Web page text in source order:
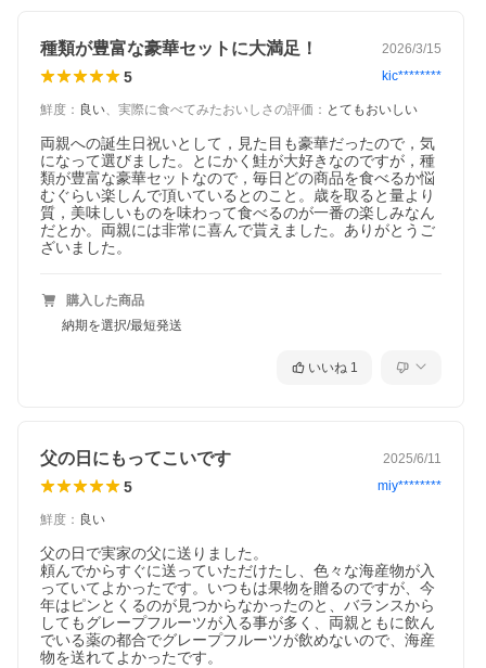
種類が豊富な豪華セットに大満足！ 2026/3/15
5 kic********
鮮度 ： 良い、 実際に食べてみたおいしさの評価 ： とてもおいしい
両親への誕生日祝いとして，見た目も豪華だったので，気
になって選びました。とにかく鮭が大好きなのですが，種
類が豊富な豪華セットなので，毎日どの商品を食べるか悩
むぐらい楽しんで頂いているとのこと。歳を取ると量より
質，美味しいものを味わって食べるのが一番の楽しみなん
だとか。両親には非常に喜んで貰えました。ありがとうご
ざいました。
購入した商品
納期を選択/最短発送
いいね 1
父の日にもってこいです 2025/6/11
5 miy********
鮮度 ： 良い
父の日で実家の父に送りました。
頼んでからすぐに送っていただけたし、色々な海産物が入
っていてよかったです。いつもは果物を贈るのですが、今
年はピンとくるのが見つからなかったのと、バランスから
してもグレープフルーツが入る事が多く、両親ともに飲ん
でいる薬の都合でグレープフルーツが飲めないので、海産
物を送れてよかったです。